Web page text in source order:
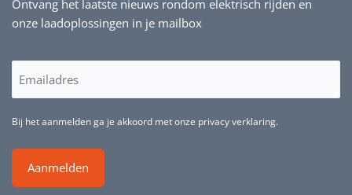
Ontvang het laatste nieuws rondom elektrisch rijden en
onze laadoplossingen in je mailbox
E-
mailadres
(Vereist)
Bij het aanmelden ga je akkoord met onze privacy verklaring.